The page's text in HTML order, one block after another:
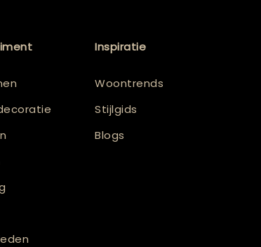
Inspiratie
Woontrends
Stijlgids
Blogs